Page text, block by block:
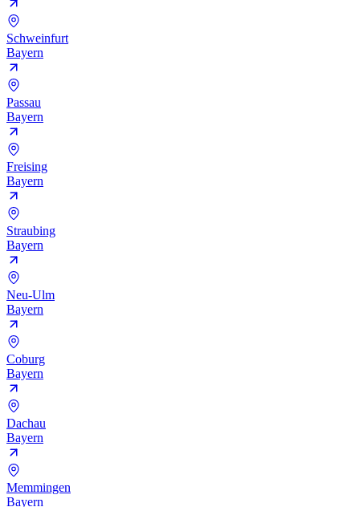
Schweinfurt
Bayern
Passau
Bayern
Freising
Bayern
Straubing
Bayern
Neu-Ulm
Bayern
Coburg
Bayern
Dachau
Bayern
Memmingen
Bayern